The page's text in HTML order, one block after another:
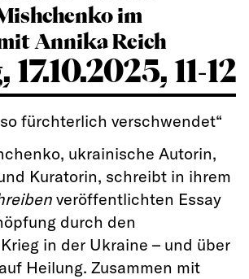
im
Annika Reich
11-12
fürchterlich verschwendet“
ukrainische Autorin,
Kuratorin, schreibt in ihrem
veröffentlichten Essay
durch den
in der Ukraine – und über
Heilung. Zusammen mit